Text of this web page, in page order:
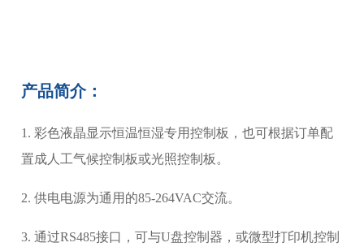
产品简介：
1. 彩色液晶显示恒温恒湿专用控制板，也可根据订单配
置成人工气候控制板或光照控制板。
2. 供电电源为通用的85-264VAC交流。
3. 通过RS485接口，可与U盘控制器，或微型打印机控制